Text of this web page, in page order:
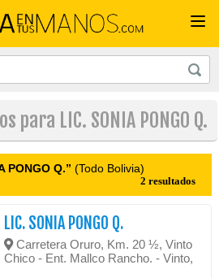
para LIC. SONIA PONGO Q.
PONGO Q.” (Todo Bolivia)
2 resultados
LIC. SONIA PONGO Q.
Carretera Oruro, Km. 20 ½, Vinto
Chico - Ent. Mallco Rancho. - Vinto,